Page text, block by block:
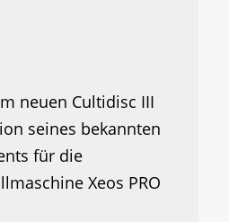
neuen Cultidisc III
seines bekannten
für die
Xeos PRO